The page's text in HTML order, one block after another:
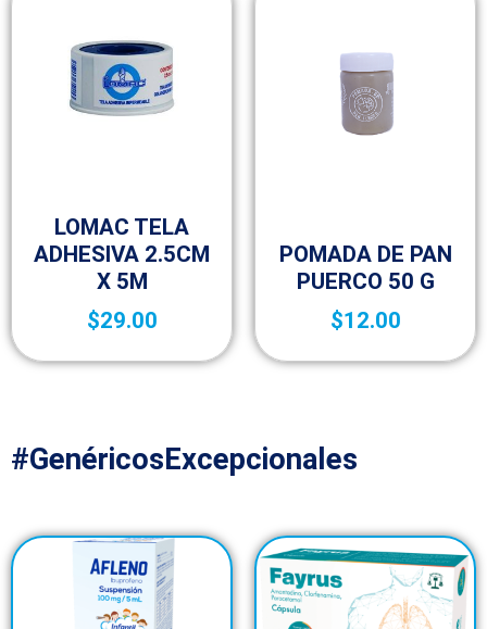
LOMAC TELA
ADHESIVA 2.5CM
X 5M
$29.00
POMADA DE PAN
PUERCO 50 G
$12.00
#GenéricosExcepcionales